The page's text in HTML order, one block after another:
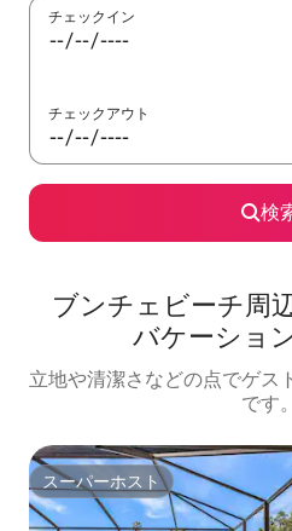
チェックイン
チェックアウト
検
ブンチェビーチ⁠周⁠
バ⁠ケ⁠ー⁠シ⁠ョ⁠
立地や清潔さなどの点でゲス
です。
スーパーホスト
スーパーホスト